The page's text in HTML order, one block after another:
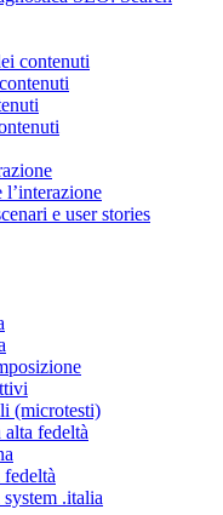
contenuti
l’interazione
e user stories
(microtesti)
fedeltà
.italia